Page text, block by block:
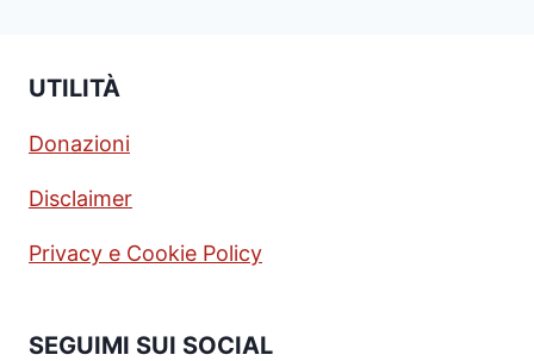
UTILITÀ
Donazioni
Disclaimer
Privacy e Cookie Policy
SEGUIMI SUI SOCIAL